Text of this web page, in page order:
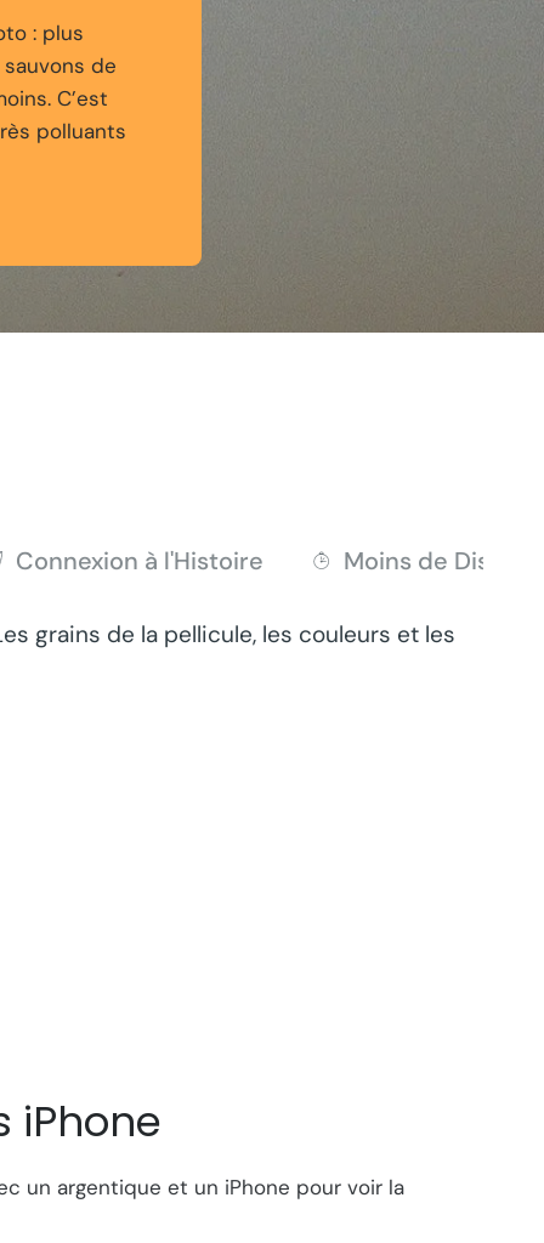
: plus
de
C’est
polluants
Connexion à l'Histoire Moins de
grains de la pellicule, les couleurs et les
iPhone
un argentique et un iPhone pour voir la